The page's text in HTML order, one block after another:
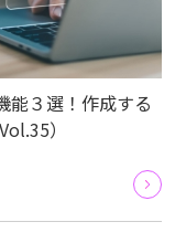
３選！作成する
）